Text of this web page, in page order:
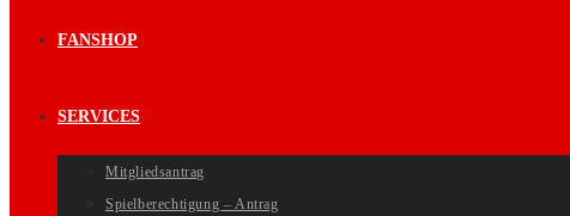
FANSHOP
SERVICES
Mitgliedsantrag
Spielberechtigung – Antrag